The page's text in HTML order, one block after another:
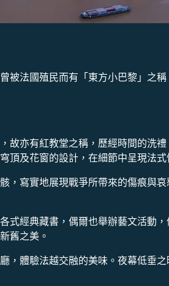
法國殖民而有「東方小巴黎」之
亦有紅教堂之稱，歷經時間的洗
及花窗的設計，在細節中呈現法
寫實地展現戰爭所帶來的傷痕與
經典藏書，偶爾也舉辦藝文活動
舊之美。
體驗法越交融的美味。夜幕低垂